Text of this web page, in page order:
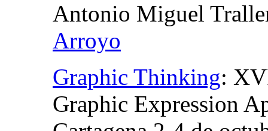
Antonio Miguel
Arroyo
Graphic Thinking:
Graphic Expression